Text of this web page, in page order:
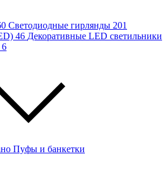
Светодиодные гирлянды 201
46 Декоративные LED светильники
6
Пуфы и банкетки